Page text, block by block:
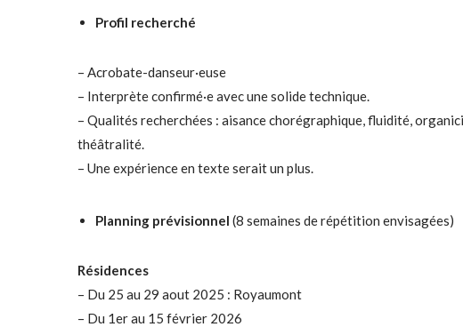
Profil recherché
– Acrobate-danseur·euse
– Interprète confirmé·e avec une solide technique.
– Qualités recherchées : aisance chorégraphique, fluidité,
théâtralité.
– Une expérience en texte serait un plus.
Planning prévisionnel (8 semaines de répétition envisagées)
Résidences
– Du 25 au 29 aout 2025 : Royaumont
– Du 1er au 15 février 2026